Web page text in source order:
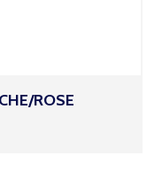
ROSE